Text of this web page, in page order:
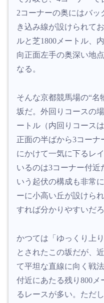
2コーナーの奥にはバッ
き込み線が設けられて
ルと芝1800メートル、
向正面左手の奥深い地
なる。
そんな京都競馬場の“名
坂だ。外回りコースの
ートル（内回りコース
正面の半ばから3コーナ
にかけて一気に下るレ
いるのは3コーナー付近
いう起伏の構成も非常
ーに小高い丘が設けら
すれば分かりやすいだろ
かつては「ゆっくり上
とされたこの坂だが、
て平坦な直線に向く戦
付近にあたる残り800
るレースが多い。ただ